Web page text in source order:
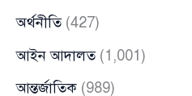
অর্থনীতি(427)
আইন আদালত(1,001)
আন্তর্জাতিক (989)